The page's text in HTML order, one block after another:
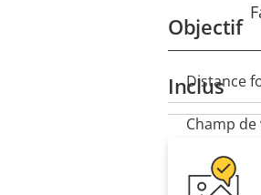
Objectif
de la
Distance
Champ
Champ
Inclus